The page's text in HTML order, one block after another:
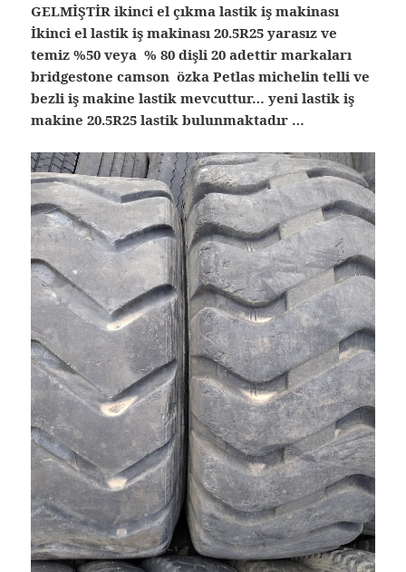
GELMİŞTİR ikinci el çıkma lastik iş makinası
İkinci el lastik iş makinası 20.5R25 yarasız ve
temiz %50 veya % 80 dişli 20 adettir markaları
bridgestone camson özka Petlas michelin telli ve
bezli iş makine lastik mevcuttur… yeni lastik iş
makine 20.5R25 lastik bulunmaktadır …